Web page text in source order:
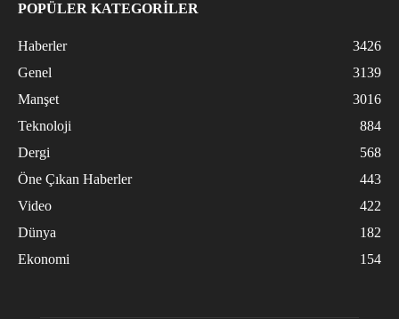
POPÜLER KATEGORİLER
Haberler
3426
Genel
3139
Manşet
3016
Teknoloji
884
Dergi
568
Öne Çıkan Haberler
443
Video
422
Dünya
182
Ekonomi
154